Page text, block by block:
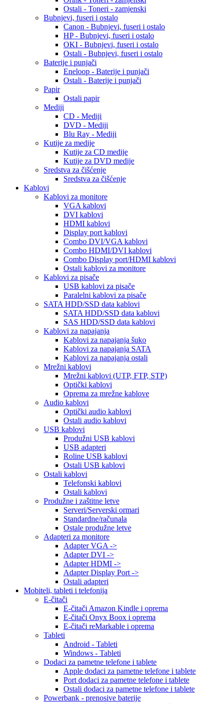
Ostali - Toneri - zamjenski
Bubnjevi, fuseri i ostalo
Canon - Bubnjevi, fuseri i ostalo
HP - Bubnjevi, fuseri i ostalo
OKI - Bubnjevi, fuseri i ostalo
Ostali - Bubnjevi, fuseri i ostalo
Baterije i punjači
Eneloop - Baterije i punjači
Ostali - Baterije i punjači
Papir
Ostali papir
Mediji
CD - Mediji
DVD - Mediji
Blu Ray - Mediji
Kutije za medije
Kutije za CD medije
Kutije za DVD medije
Sredstva za čišćenje
Sredstva za čišćenje
Kablovi
Kablovi za monitore
VGA kablovi
DVI kablovi
HDMI kablovi
Display port kablovi
Combo DVI/VGA kablovi
Combo HDMI/DVI kablovi
Combo Display port/HDMI kablovi
Ostali kablovi za monitore
Kablovi za pisače
USB kablovi za pisače
Paralelni kablovi za pisače
SATA HDD/SSD data kablovi
SATA HDD/SSD data kablovi
SAS HDD/SSD data kablovi
Kablovi za napajanja
Kablovi za napajanja šuko
Kablovi za napajanja SATA
Kablovi za napajanja ostali
Mrežni kablovi
Mrežni kablovi (UTP, FTP, STP)
Optički kablovi
Oprema za mrežne kablove
Audio kablovi
Optički audio kablovi
Ostali audio kablovi
USB kablovi
Produžni USB kablovi
USB adapteri
Roline USB kablovi
Ostali USB kablovi
Ostali kablovi
Telefonski kablovi
Ostali kablovi
Produžne i zaštitne letve
Serveri/Serverski ormari
Standardne/računala
Ostale produžne letve
Adapteri za monitore
Adapter VGA ->
Adapter DVI ->
Adapter HDMI ->
Adapter Display Port ->
Ostali adapteri
Mobiteli, tableti i telefonija
E-čitači
E-čitači Amazon Kindle i oprema
E-čitači Onyx Boox i oprema
E-čitači reMarkable i oprema
Tableti
Android - Tableti
Windows - Tableti
Dodaci za pametne telefone i tablete
Apple dodaci za pametne telefone i tablete
Port dodaci za pametne telefone i tablete
Ostali dodaci za pametne telefone i tablete
Powerbank - prenosive baterije